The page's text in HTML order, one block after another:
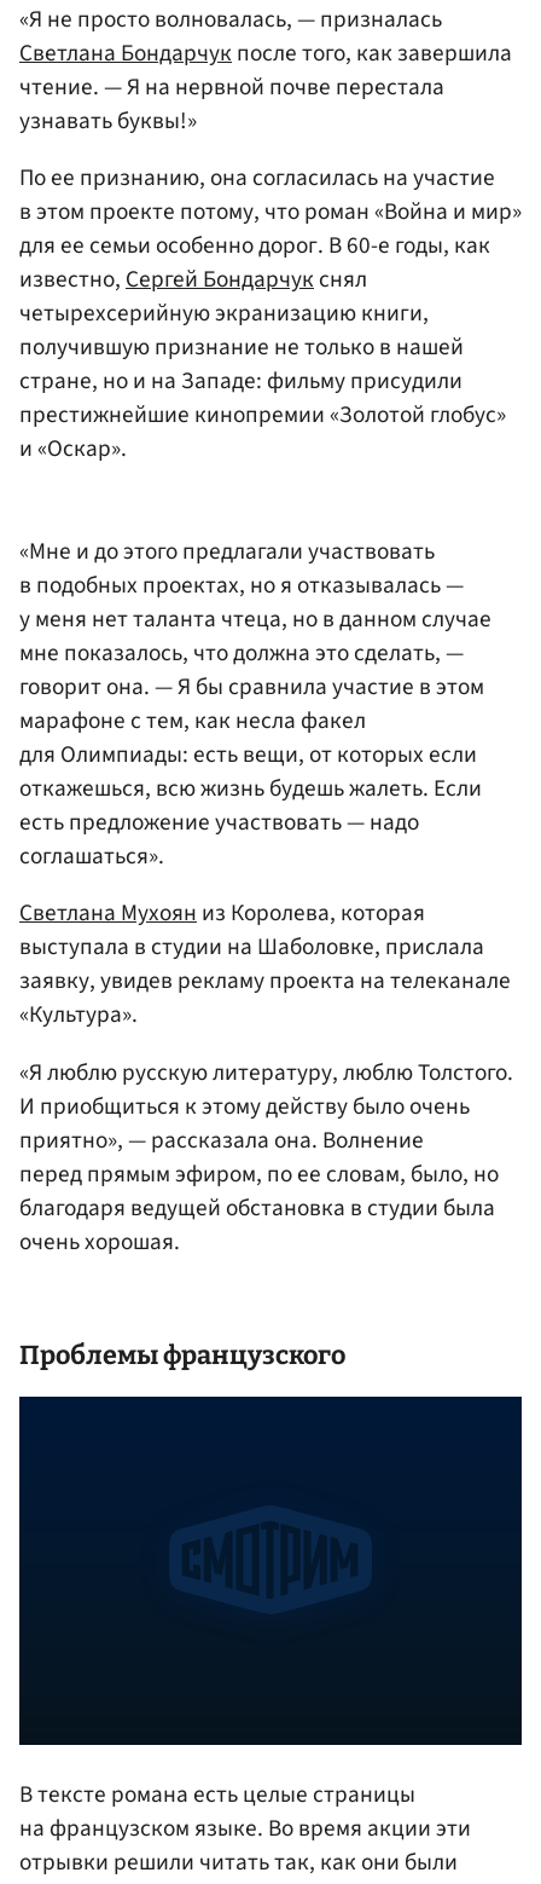
«Я не просто волновалась, — призналась
Светлана Бондарчук после того, как завершила
чтение. — Я на нервной почве перестала
узнавать буквы!»
По ее признанию, она согласилась на участие
в этом проекте потому, что роман «Война и мир»
для ее семьи особенно дорог. В 60-е годы, как
известно,Сергей Бондарчукснял
четырехсерийную экранизацию книги,
получившую признание не только в нашей
стране, но и на Западе: фильму присудили
престижнейшие кинопремии «Золотой глобус»
и «Оскар».
«Мне и до этого предлагали участвовать
в подобных проектах, но я отказывалась —
у меня нет таланта чтеца, но в данном случае
мне показалось, что должна это сделать, —
говорит она. — Я бы сравнила участие в этом
марафоне с тем, как несла факел
для Олимпиады: есть вещи, от которых если
откажешься, всю жизнь будешь жалеть. Если
есть предложение участвовать — надо
соглашаться».
Светлана Мухояниз Королева, которая
выступала в студии на Шаболовке, прислала
заявку, увидев рекламу проекта на телеканале
«Культура».
«Я люблю русскую литературу, люблю Толстого.
И приобщиться к этому действу было очень
приятно», — рассказала она. Волнение
перед прямым эфиром, по ее словам, было, но
благодаря ведущей обстановка в студии была
очень хорошая.
Проблемы французского
В тексте романа есть целые страницы
на французском языке. Во время акции эти
отрывки решили читать так, как они были